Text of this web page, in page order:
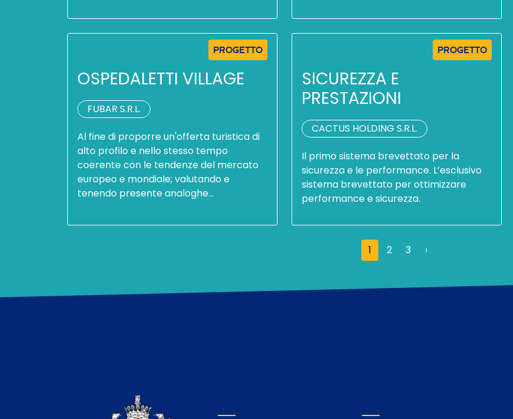
PROGETTO
OSPEDALETTI VILLAGE
FUBAR S.R.L.
Al fine di proporre un'offerta turistica di
alto profilo e nello stesso tempo
coerente con le tendenze del mercato
europeo e mondiale; valutando e
tenendo presente analoghe…
PROGETTO
SICUREZZA E
PRESTAZIONI
CACTUS HOLDING S.R.L.
Il primo sistema brevettato per la
sicurezza e le performance. L’esclusivo
sistema brevettato per ottimizzare
performance e sicurezza.
1 2 3 ›Pagina successiva
VETRINA IMPRESE FOOTER MENU 1VETRINA IMPRESE FOOTER MENU 2